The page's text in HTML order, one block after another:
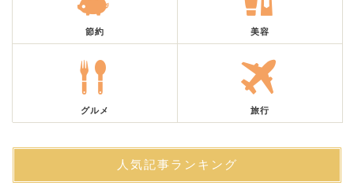
節約 美容
グルメ 旅行
人気記事ランキング